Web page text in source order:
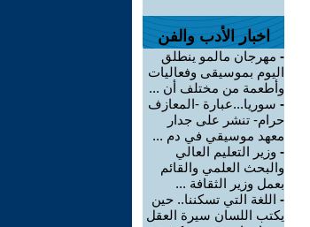
اخبار الأدب والفن
- مهرجان مالمو ينطلق
اليوم بموسيقى وفعاليات
وأطعمة من مختلف أن ...
- سوريا...عبارة -المعازف
حرام- تنشر على جدار
معهد موسيقي في دم ...
- وزير التعليم العالي
والبحث العلمي والقائم
بعمل وزير الثقافة ...
- اللغة التي تسكننا.. حين
يكتب اللسان سيرة العقل